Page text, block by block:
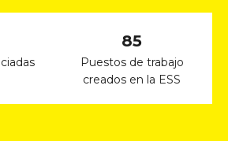
85
Puestos de trabajo
creados en la ESS